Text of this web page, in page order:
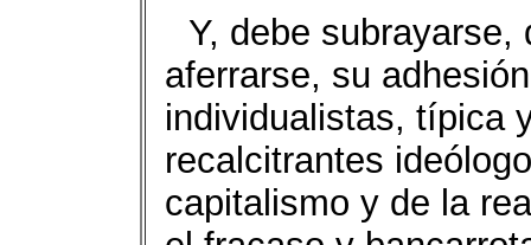
Y, debe
aferrarse, su
individualistas, típica
recalcitrantes
capitalismo y de la